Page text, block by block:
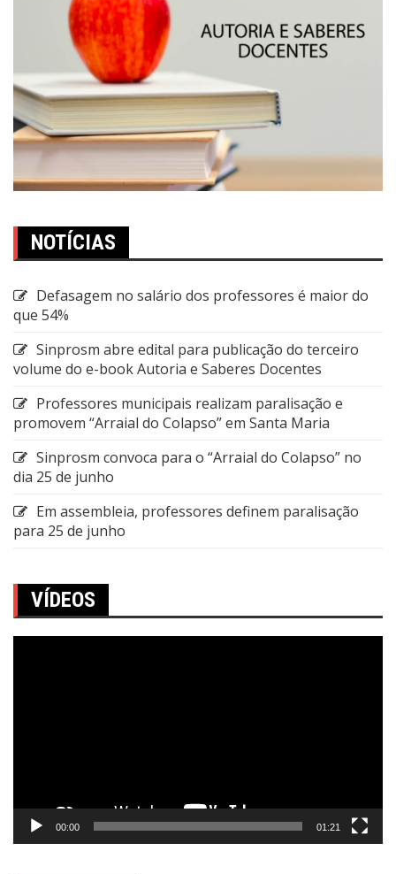
NOTÍCIAS
Defasagem no salário dos professores é maior do
que 54%
Sinprosm abre edital para publicação do terceiro
volume do e-book Autoria e Saberes Docentes
Professores municipais realizam paralisação e
promovem “Arraial do Colapso” em Santa Maria
Sinprosm convoca para o “Arraial do Colapso” no
dia 25 de junho
Em assembleia, professores definem paralisação
para 25 de junho
VÍDEOS
00:00 01:21